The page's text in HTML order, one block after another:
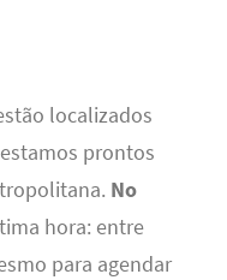
localizados
prontos
No
hora: entre
para agendar